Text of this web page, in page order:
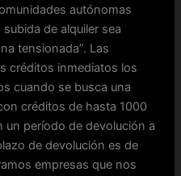
autónomas
de alquiler sea
tensionada”. Las
créditos inmediatos los
cuando se busca una
créditos de hasta 1000
un período de devolución a
de devolución es de
empresas que nos